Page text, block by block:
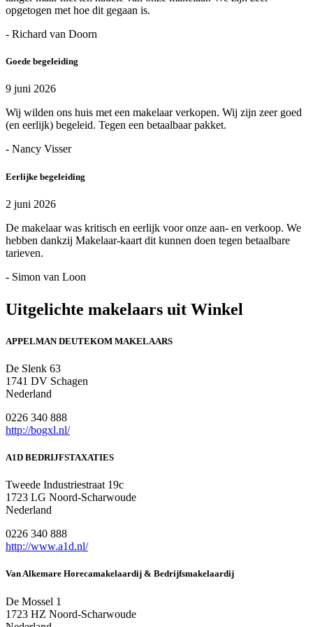
opgetogen met hoe dit gegaan is.
- Richard van Doorn
Goede begeleiding
9 juni 2026
Wij wilden ons huis met een makelaar verkopen. Wij zijn zeer goed
(en eerlijk) begeleid. Tegen een betaalbaar pakket.
- Nancy Visser
Eerlijke begeleiding
2 juni 2026
De makelaar was kritisch en eerlijk voor onze aan- en verkoop. We
hebben dankzij Makelaar-kaart dit kunnen doen tegen betaalbare
tarieven.
- Simon van Loon
Uitgelichte makelaars uit Winkel
APPELMAN DEUTEKOM MAKELAARS
De Slenk 63
1741 DV Schagen
Nederland
0226 340 888
http://bogxl.nl/
A1D BEDRIJFSTAXATIES
Tweede Industriestraat 19c
1723 LG Noord-Scharwoude
Nederland
0226 340 888
http://www.a1d.nl/
Van Alkemare Horecamakelaardij & Bedrijfsmakelaardij
De Mossel 1
1723 HZ Noord-Scharwoude